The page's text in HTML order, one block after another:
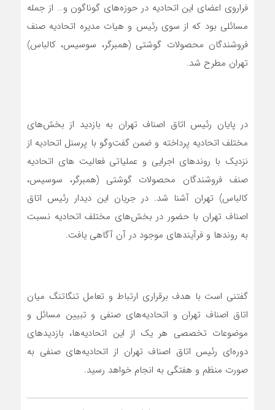
فراروی اعضای این اتحادیه در حوزه‌های گوناگون و… از جمله
مسائلی بود که از سوی رئیس و هیات مدیره اتحادیه صنف
فروشندگان محصولات گوشتی (همبرگر، سوسیس، کالباس)
تهران مطرح شد.
در پایان رئیس اتاق اصناف تهران به بازدید از بخش‌های
مختلف اتحادیه پرداخته و ضمن گفت‌وگو با پرسنل اتحادیه از
نزدیک با روندهای اجرایی و عملیاتی فعالیت های اتحادیه
صنف فروشندگان محصولات گوشتی (همبرگر، سوسیس،
کالباس) تهران آشنا شد. در جریان این دیدار رئیس اتاق
اصناف تهران با حضور در بخش‌های مختلف اتحادیه نسبت
به روندها و فرآیندهای موجود در آن آگاهی یافت.
گفتنی است با هدف برقراری ارتباط و تعامل تنگاتنگ میان
اتاق اصناف تهران و اتحادیه‌های صنفی و تبیین مسائل و
موضوعات تخصصی هر یک از این اتحادیه‌ها، بازدیدهای
دوره‌ای رئیس اتاق اصناف تهران از اتحادیه‌های صنفی به
صورت منظم و هفتگی به انجام خواهد رسید.